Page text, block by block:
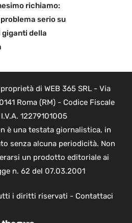
richiamo:
problema serio su
giganti della
di WEB 365 SRL - Via
Roma (RM) - Codice Fiscale
12279101005
è una testata giornalistica, in
senza alcuna periodicità. Non
un prodotto editoriale ai
n. 62 del 07.03.2001
i diritti riservati - Contattaci